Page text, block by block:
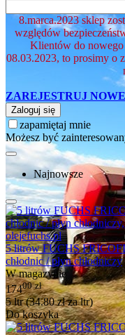
8.marca.2023 sklep
względów
Klientów do nowego
08.03.2023, to prosimy o
ZAREJESTRUJ
Zaloguj się
zapamiętaj mnie
Możesz być
Najnowsze
5 litrów FUCHS
chłodnic / płyn chłodniczy
W magazynie
17400 zł
5 ltr (34.80złza ltr)
Do koszyka